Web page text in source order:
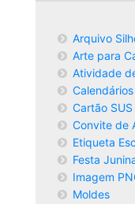
Arquivo
Arte para
Atividade
Cartão
Convite de
Etiqueta
Festa
Imagem
Moldes